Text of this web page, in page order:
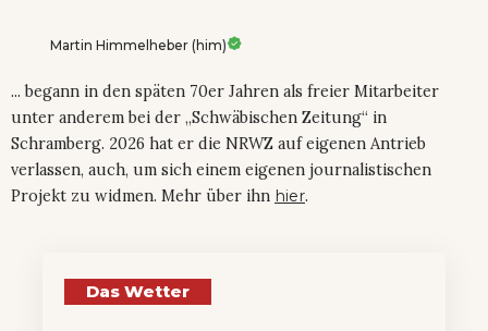
Martin Himmelheber (him)
... begann in den späten 70er Jahren als freier Mitarbeiter
unter anderem bei der „Schwäbischen Zeitung“ in
Schramberg. 2026 hat er die NRWZ auf eigenen Antrieb
verlassen, auch, um sich einem eigenen journalistischen
Projekt zu widmen. Mehr über ihn hier.
Das Wetter